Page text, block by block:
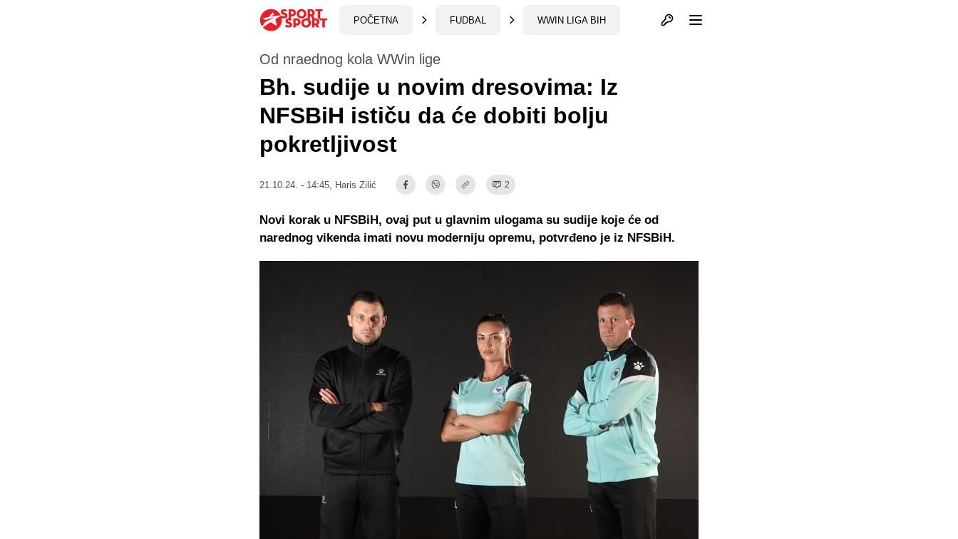
POČETNA FUDBAL WWIN LIGA BIH Otvori profil
Od nraednog kola WWin lige
Bh. sudije u novim dresovima: Iz
NFSBiH ističu da će dobiti bolju
pokretljivost
21.10.24. - 14:45, Haris Zilić 2
Novi korak u NFSBiH, ovaj put u glavnim ulogama su sudije koje će od
narednog vikenda imati novu moderniju opremu, potvrđeno je iz NFSBiH.